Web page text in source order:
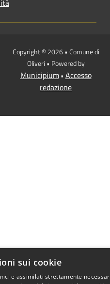
Copyright © 2026 • Comune di
Oliveri • Powered by
Municipium• Accesso
redazione
sui cookie
e assimilati strettamente